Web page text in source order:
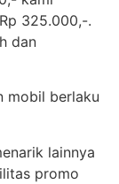
325.000,-.
dan
mobil berlaku
lainnya
promo